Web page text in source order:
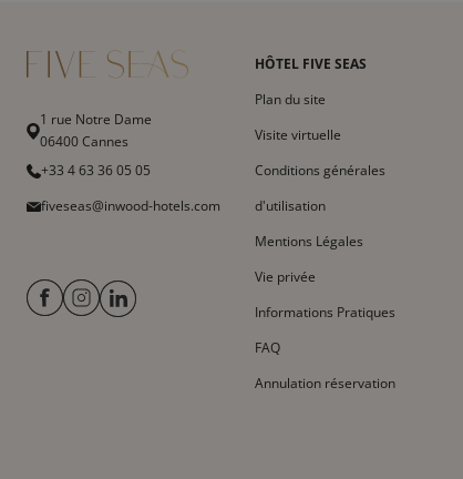
1 rue Notre Dame
06400 Cannes
+33 4 63 36 05 05
fiveseas@inwood-hotels.com
HÔTEL FIVE SEAS
Plan du site
Visite virtuelle
Conditions générales
d'utilisation
Mentions Légales
Vie privée
Informations Pratiques
FAQ
Annulation réservation